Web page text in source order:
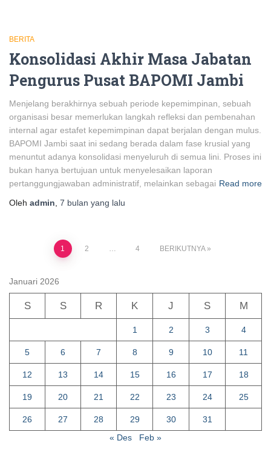
BERITA
Konsolidasi Akhir Masa Jabatan
Pengurus Pusat BAPOMI Jambi
Menjelang berakhirnya sebuah periode kepemimpinan, sebuah
organisasi besar memerlukan langkah refleksi dan pembenahan
internal agar estafet kepemimpinan dapat berjalan dengan mulus.
BAPOMI Jambi saat ini sedang berada dalam fase krusial yang
menuntut adanya konsolidasi menyeluruh di semua lini. Proses ini
bukan hanya bertujuan untuk menyelesaikan laporan
pertanggungjawaban administratif, melainkan sebagai Read more
Oleh admin 7 bulan yang lalu
Paginasi
pos
1 2 … 4 BERIKUTNYA
Januari 2026
S S R K J S M
1 2 3 4
5 6 7 8 9 10 11
12 13 14 15 16 17 18
19 20 21 22 23 24 25
26 27 28 29 30
31
« Des
Feb »